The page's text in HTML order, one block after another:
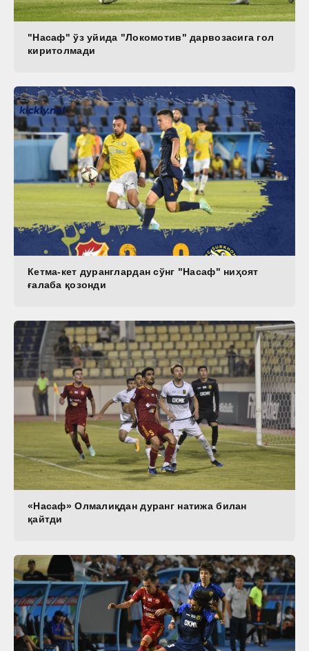
"Насаф" ўз уйида "Локомотив" дарвозасига гол
киритолмади
Кетма-кет дуранглардан сўнг "Насаф" ниҳоят
ғалаба қозонди
«Насаф» Олмалиқдан дуранг натижа билан
қайтди